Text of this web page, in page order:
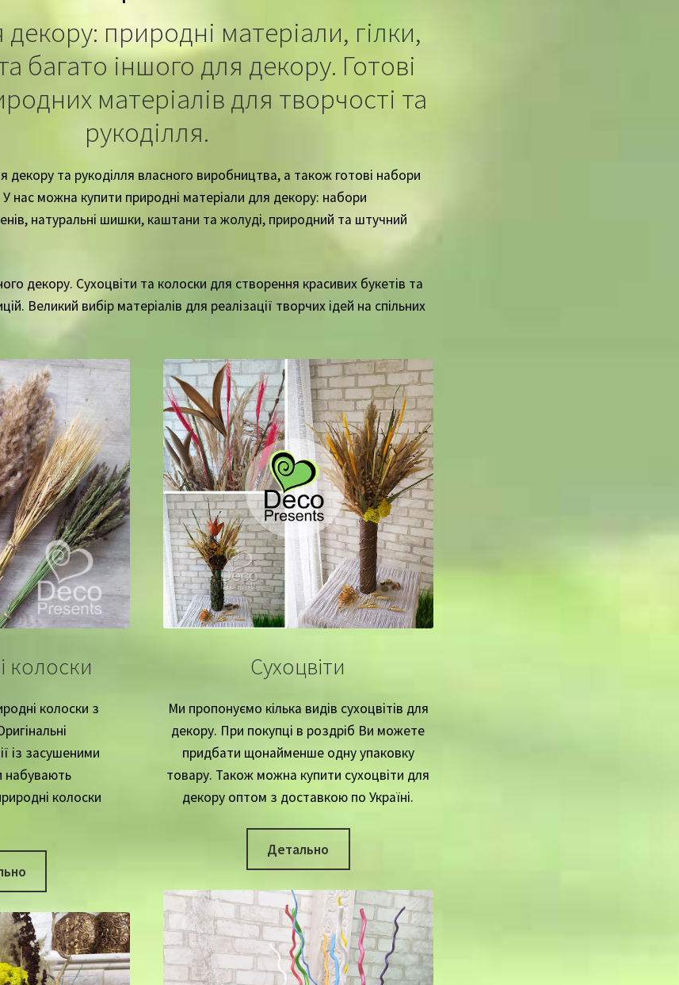
природні матеріали, гілки,
багато іншого для декору. Готові
матеріалів для творчості та
рукоділля.
та рукоділля власного виробництва, а також готові набори
У нас можна купити природні матеріали для декору: набори
натуральні шишки, каштани та жолуді, природний та штучний
декору. Сухоцвіти та колоски для створення красивих букетів та
Великий вибір матеріалів для реалізації творчих ідей на спільних
колоски
колоски з
із засушеними
набувають
колоски
Сухоцвіти
Ми пропонуємо кілька видів сухоцвітів для
декору. При покупці в роздріб Ви можете
придбати щонайменше одну упаковку
товару. Також можна купити сухоцвіти для
декору оптом з доставкою по Україні.
Детально